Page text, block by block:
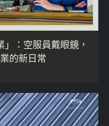
：空服員戴眼鏡，
的新日常